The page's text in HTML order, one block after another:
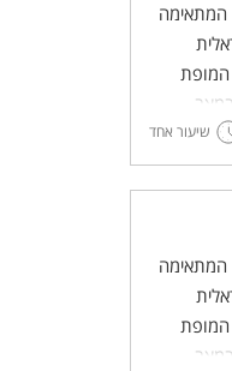
המתאימה
המופת
שיעור אחד
המתאימה
המופת